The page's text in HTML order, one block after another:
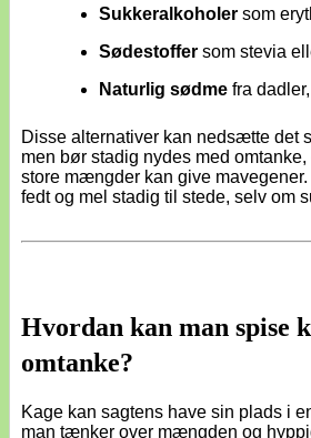
Sukkeralkoholer som
Sødestoffer som stevia
Naturlig sødme fra
Disse alternativer kan nedsætte det
men bør stadig nydes med
store mængder kan give
fedt og mel stadig til stede, selv om
Hvordan kan man spise
omtanke?
Kage kan sagtens have sin plads i
man tænker over mængden og